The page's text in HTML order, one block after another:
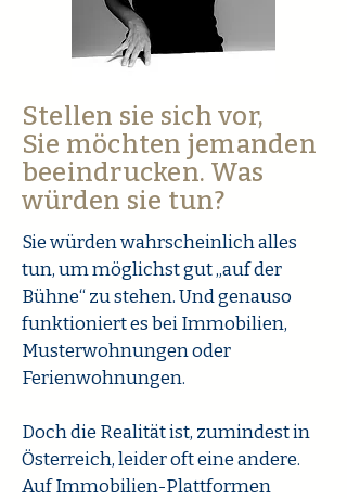
Stellen sie sich vor,
Sie möchten jemanden
beeindrucken. Was
würden sie tun?
Sie würden wahrscheinlich alles
tun, um möglichst gut „auf der
Bühne“ zu stehen.Und genauso
funktioniert es bei Immobilien,
Musterwohnungen oder
Ferienwohnungen.
Doch die Realität ist, zumindest in
Österreich, leider oft eine andere.
Auf Immobilien-Plattformen